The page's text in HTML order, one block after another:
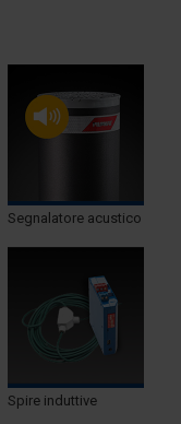
Segnalatore acustico
Spire induttive